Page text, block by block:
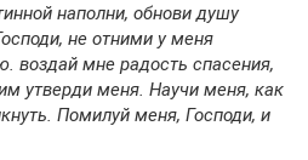
наполни, обнови душу
не отними у меня
воздай мне радость спасения,
утверди меня. Научи меня, как
Помилуй меня, Господи, и